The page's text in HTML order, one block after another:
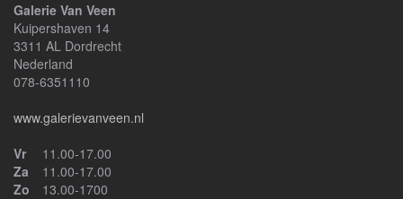
Galerie Van Veen
Kuipershaven 14
3311 AL Dordrecht
Nederland
078-6351110
www.galerievanveen.nl
Vr
11.00-17.00
Za
11.00-17.00
Zo
13.00-1700